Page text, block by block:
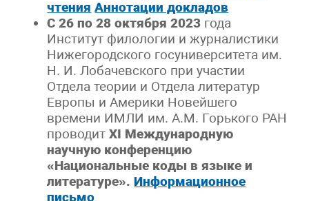
чтения Аннотации докладов
С 26 по 28 октября 2023 года
Институт филологии и журналистики
Нижегородского госуниверситета им.
Н. И. Лобачевского при участии
Отдела теории и Отдела литератур
Европы и Америки Новейшего
времени ИМЛИ им. А.М. Горького РАН
проводитXI Международную
научную конференцию
«Национальные коды в языке и
литературе».Информационное
письмо